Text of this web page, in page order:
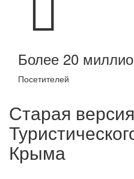
Более 20
Посетителей
Старая версия
Крыма